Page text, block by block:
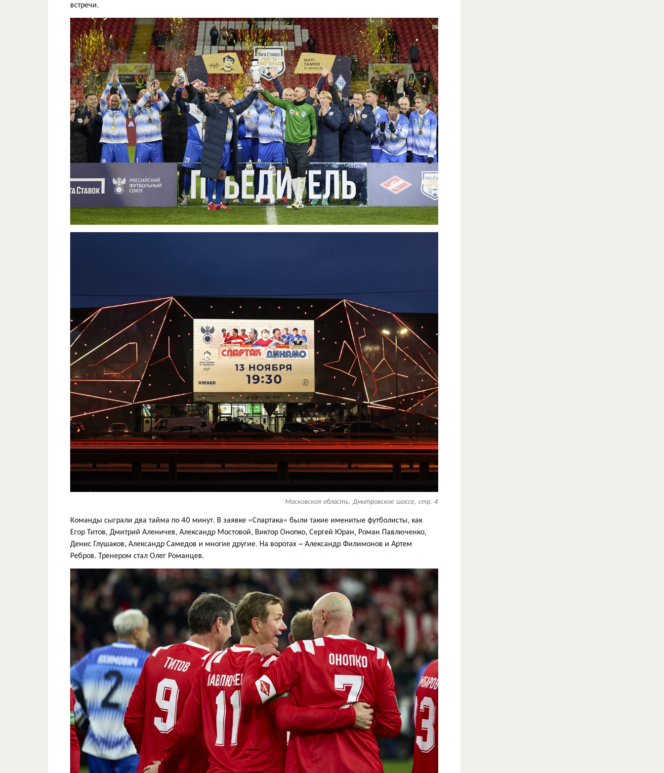
встречи.
Московская область, Дмитровское шоссе, стр. 4
Команды сыграли два тайма по 40 минут. В заявке «Спартака» были такие именитые футболисты, как
Егор Титов, Дмитрий Аленичев, Александр Мостовой, Виктор Онопко, Сергей Юран, Роман Павлюченко,
Денис Глушаков, Александр Самедов и многие другие. На воротах – Александр Филимонов и Артем
Ребров. Тренером стал Олег Романцев.